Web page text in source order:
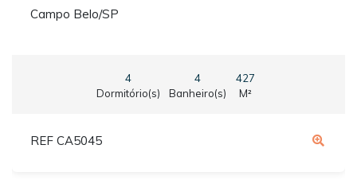
Campo Belo/SP
4
Dormitório(s)
4
Banheiro(s)
427
M²
REF CA5045